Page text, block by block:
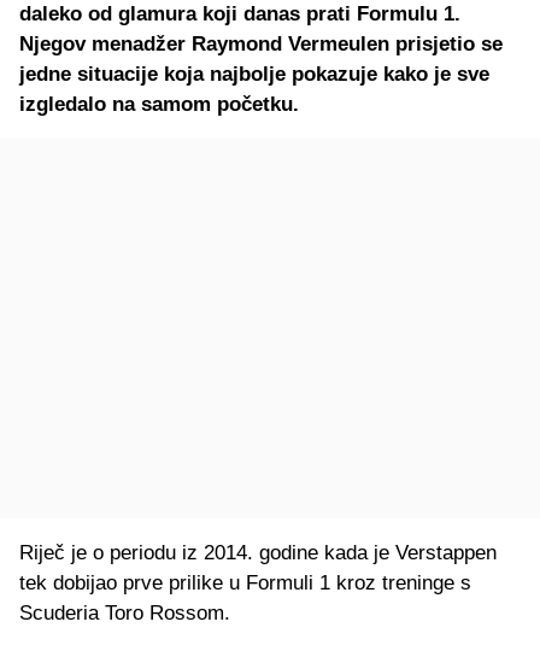
daleko od glamura koji danas prati Formulu 1.
Njegov menadžer Raymond Vermeulen prisjetio se
jedne situacije koja najbolje pokazuje kako je sve
izgledalo na samom početku.
Riječ je o periodu iz 2014. godine kada je Verstappen
tek dobijao prve prilike u Formuli 1 kroz treninge s
Scuderia Toro Rossom.